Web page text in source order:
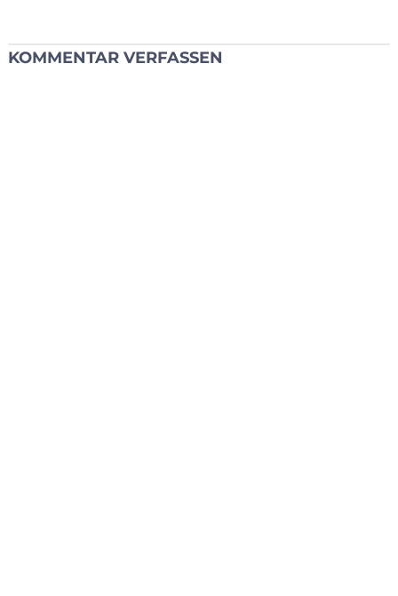
KOMMENTAR VERFASSEN